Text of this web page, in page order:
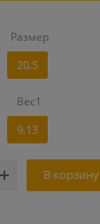
Размер
20,5
Вес1
9,13
В корзину